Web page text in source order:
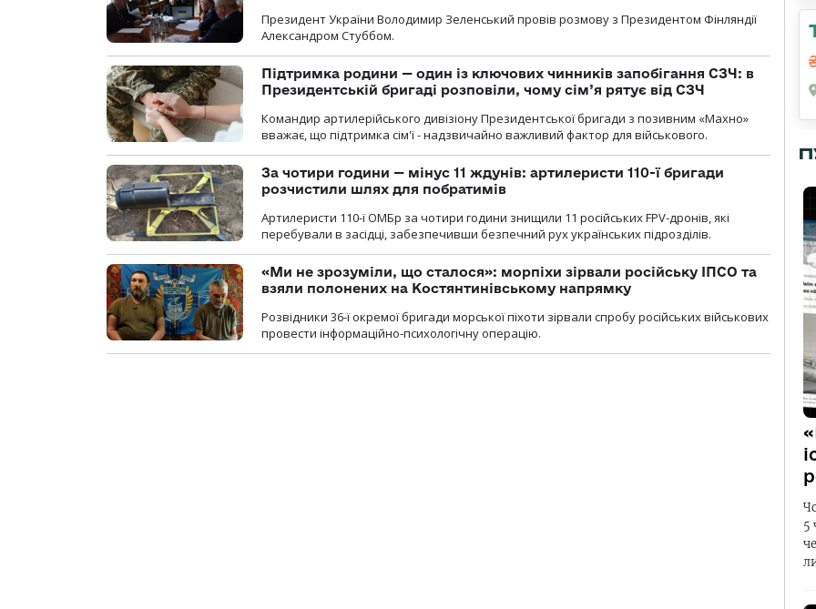
Президент України Володимир Зеленський провів розмову з Президентом Фінляндії
Александром Стуббом.
Підтримка родини — один із ключових чинників запобігання СЗЧ: в
Президентській бригаді розповіли, чому сім’я рятує від СЗЧ
Командир артилерійського дивізіону Президентської бригади з позивним «Махно»
вважає, що підтримка сім'ї - надзвичайно важливий фактор для військового.
За чотири години — мінус 11 ждунів: артилеристи 110-ї бригади
розчистили шлях для побратимів
Артилеристи 110-ї ОМБр за чотири години знищили 11 російських FPV-дронів, які
перебували в засідці, забезпечивши безпечний рух українських підрозділів.
«Ми не зрозуміли, що сталося»: морпіхи зірвали російську ІПСО та
взяли полонених на Костянтинівському напрямку
Розвідники 36-ї окремої бригади морської піхоти зірвали спробу російських військових
провести інформаційно-психологічну операцію.
5